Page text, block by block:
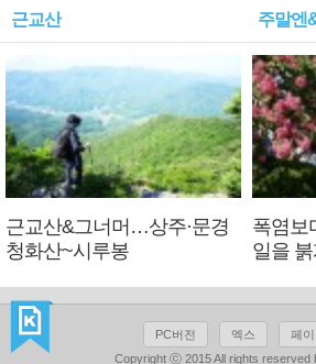
근교산
근교산&그너머…상주·문경
청화산~시루봉
주말엔
폭염보
일을 붉
PC버전 엑스
페
Copyright ⓒ 2015 All rights reserved